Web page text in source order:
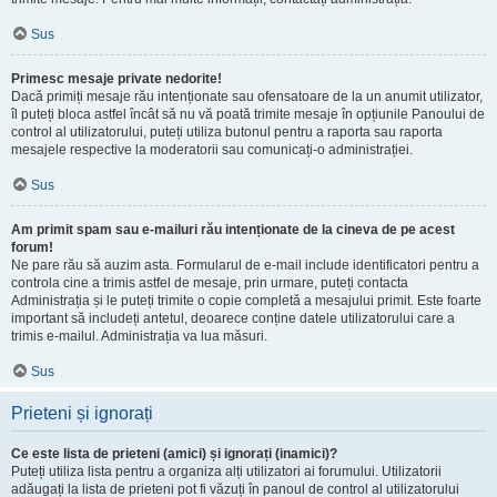
Sus
Primesc mesaje private nedorite!
Dacă primiți mesaje rău intenționate sau ofensatoare de la un anumit utilizator,
îl puteți bloca astfel încât să nu vă poată trimite mesaje în opțiunile Panoului de
control al utilizatorului, puteți utiliza butonul pentru a raporta sau raporta
mesajele respective la moderatorii sau comunicați-o administrației.
Sus
Am primit spam sau e-mailuri rău intenționate de la cineva de pe acest
forum!
Ne pare rău să auzim asta. Formularul de e-mail include identificatori pentru a
controla cine a trimis astfel de mesaje, prin urmare, puteți contacta
Administrația și le puteți trimite o copie completă a mesajului primit. Este foarte
important să includeți antetul, deoarece conține datele utilizatorului care a
trimis e-mailul. Administrația va lua măsuri.
Sus
Prieteni și ignorați
Ce este lista de prieteni (amici) și ignorați (inamici)?
Puteți utiliza lista pentru a organiza alți utilizatori ai forumului. Utilizatorii
adăugați la lista de prieteni pot fi văzuți în panoul de control al utilizatorului